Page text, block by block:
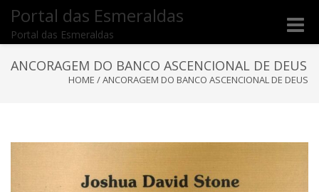
Portal das Esmeraldas
Portal das Esmeraldas
Toggle
ANCORAGEM DO BANCO ASCENCIONAL DE DEUS
HOME /ANCORAGEM DO BANCO ASCENCIONAL DE DEUS